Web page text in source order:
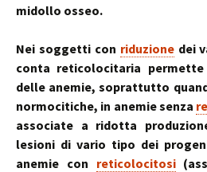
midollo osseo.
Nei soggetti con riduzionedei
conta reticolocitaria
delle anemie, soprattutto
normocitiche, in anemie senza
associate a ridotta
lesioni di vario tipo dei
anemie con reticolocitosi